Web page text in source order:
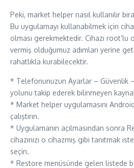
Peki, market helper nasıl kullanılır
Bu uygulamayı kullanabilmek için
olması gerekmektedir. Cihazı root’lu
vermiş olduğumuz adımları yerine
rahatlıkla kurabilecektir.
* Telefonunuzun Ayarlar – Güvenlik
yolunu takip ederek bilinmeyen
* Market helper uygulamasını
çalıştırın.
* Uygulamanın açılmasından sonra
cihazınızı o cihazmış gibi tanıtmak
seçin.
* Restore menüsünde gelen listede